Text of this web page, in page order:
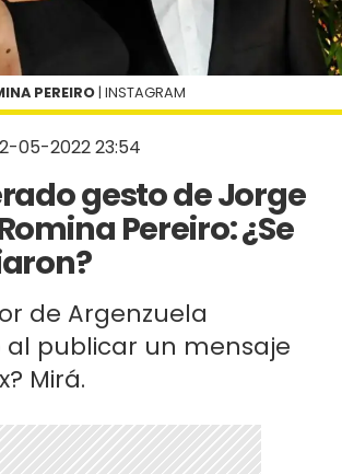
05-2022 23:54
gesto de Jorge
Pereiro: ¿Se
de Argenzuela
al publicar un mensaje
Mirá.
PEREIRO | INSTAGRAM